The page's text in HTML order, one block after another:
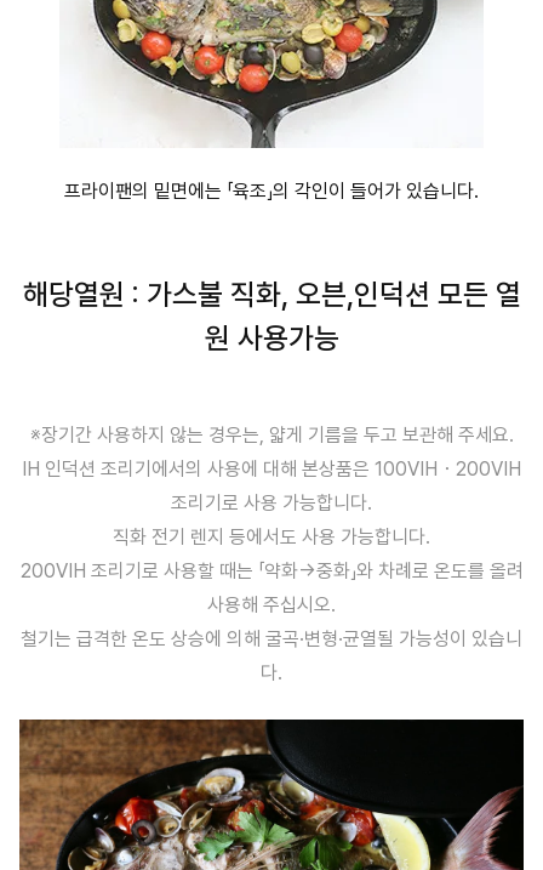
프라이팬의 밑면에는 「육조」의 각인이 들어가 있습니다.
해당열원 : 가스불 직화, 오븐,인덕션 모든 열
원 사용가능
※장기간 사용하지 않는 경우는, 얇게 기름을 두고 보관해 주세요.
IH 인덕션 조리기에서의 사용에 대해 본상품은 100VIH・200VIH
조리기로 사용 가능합니다.
직화 전기 렌지 등에서도 사용 가능합니다.
200VIH 조리기로 사용할 때는 「약화→중화」와 차례로 온도를 올려
사용해 주십시오.
철기는 급격한 온도 상승에 의해 굴곡·변형·균열될 가능성이 있습니
다.